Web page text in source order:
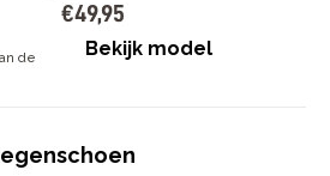
de
€49,95
Bekijk model